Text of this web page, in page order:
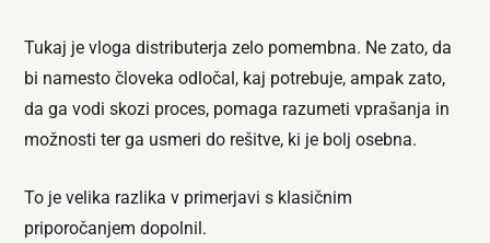
Tukaj je vloga distributerja zelo pomembna. Ne zato, da
bi namesto človeka odločal, kaj potrebuje, ampak zato,
da ga vodi skozi proces, pomaga razumeti vprašanja in
možnosti ter ga usmeri do rešitve, ki je bolj osebna.
To je velika razlika v primerjavi s klasičnim
priporočanjem dopolnil.